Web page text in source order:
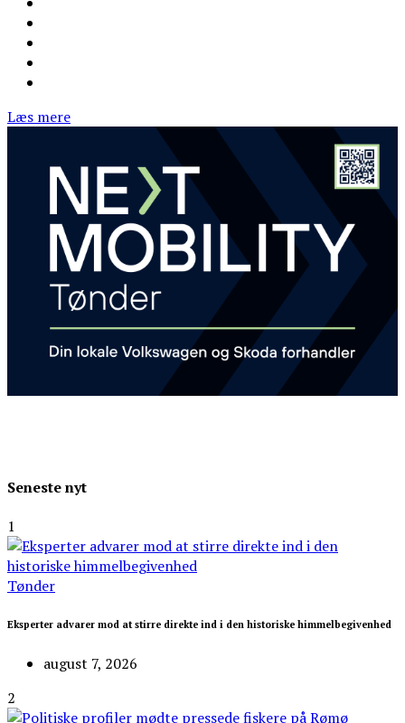
Læs mere
Seneste nyt
1
Tønder
Eksperter advarer mod at stirre direkte ind i den historiske himmelbegivenhed
august 7, 2026
2